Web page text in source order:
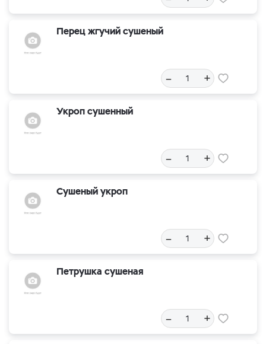
Перец жгучий сушеный
– +
Укроп сушенный
– +
Сушеный укроп
– +
Петрушка сушеная
– +